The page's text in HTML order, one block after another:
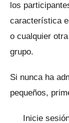
los
característica
o cualquier
grupo.
Si nunca ha
pequeños,
Inicie